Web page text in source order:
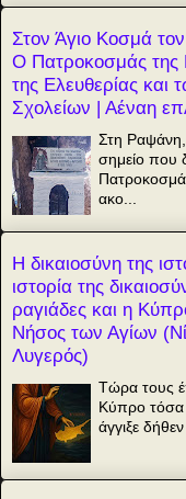
Στον Άγιο Κοσμά
Ο Πατροκοσμάς της
της Ελευθερίας και
Σχολείων | Αέναη
Στη
σημείο που
ακο...
Η δικαιοσύνη της
ιστορία της
ραγιάδες και η
Νήσος των Αγίων
Λυγερός)
Τώρα τους
Κύπρο τόσα
άγγιξε